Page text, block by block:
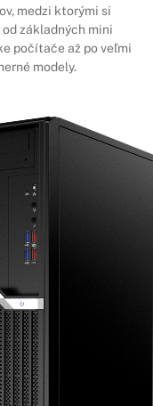
medzi ktorými si
základných mini
počítače až po veľmi
modely.